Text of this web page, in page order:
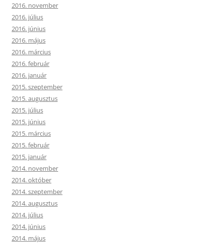
2016. november
2016. július
2016. június
2016. május
2016. március
2016. február
2016. január
2015. szeptember
2015. augusztus
2015. július
2015. június
2015. március
2015. február
2015. január
2014. november
2014. október
2014. szeptember
2014. augusztus
2014. július
2014. június
2014. május